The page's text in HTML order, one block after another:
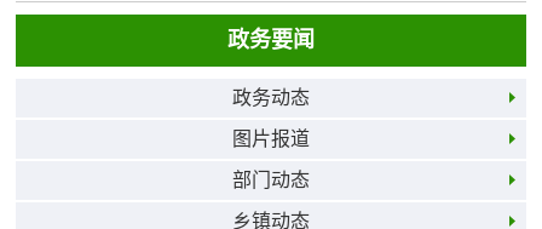
政务要闻
政务动态
图片报道
部门动态
乡镇动态